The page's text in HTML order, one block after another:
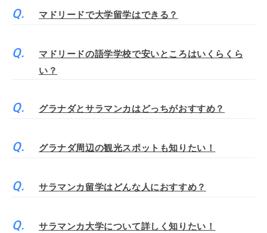
マドリードで大学留学はできる？
マドリードの語学学校で安いところはいくらくら
い？
グラナダとサラマンカはどっちがおすすめ？
グラナダ周辺の観光スポットも知りたい！
サラマンカ留学はどんな人におすすめ？
サラマンカ大学について詳しく知りたい！